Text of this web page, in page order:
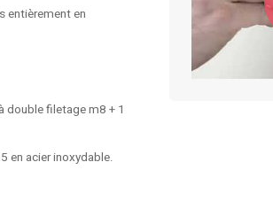
entièrement en
double filetage m8 + 1
en acier inoxydable.